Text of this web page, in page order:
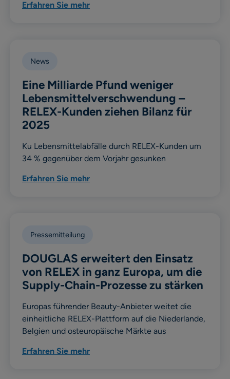
Erfahren Sie mehr
News
Eine Milliarde Pfund weniger
Lebensmittelverschwendung –
RELEX-Kunden ziehen Bilanz für
2025
Ku Lebensmittelabfälle durch RELEX-Kunden um
34 % gegenüber dem Vorjahr gesunken
Erfahren Sie mehr
Pressemitteilung
DOUGLAS erweitert den Einsatz
von RELEX in ganz Europa, um die
Supply-Chain-Prozesse zu stärken
Europas führender Beauty-Anbieter weitet die
einheitliche RELEX-Plattform auf die Niederlande,
Belgien und osteuropäische Märkte aus
Erfahren Sie mehr